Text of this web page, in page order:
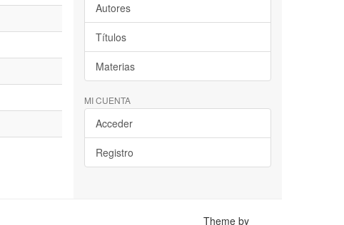
Autores
Títulos
Materias
MI CUENTA
Acceder
Registro
Theme by